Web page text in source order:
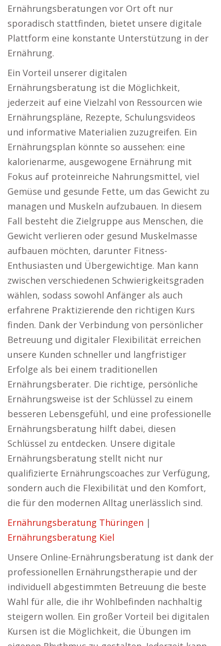
Ernährungsberatungen vor Ort oft nur
sporadisch stattfinden, bietet unsere digitale
Plattform eine konstante Unterstützung in der
Ernährung.
Ein Vorteil unserer digitalen
Ernährungsberatung ist die Möglichkeit,
jederzeit auf eine Vielzahl von Ressourcen wie
Ernährungspläne, Rezepte, Schulungsvideos
und informative Materialien zuzugreifen. Ein
Ernährungsplan könnte so aussehen: eine
kalorienarme, ausgewogene Ernährung mit
Fokus auf proteinreiche Nahrungsmittel, viel
Gemüse und gesunde Fette, um das Gewicht zu
managen und Muskeln aufzubauen. In diesem
Fall besteht die Zielgruppe aus Menschen, die
Gewicht verlieren oder gesund Muskelmasse
aufbauen möchten, darunter Fitness-
Enthusiasten und Übergewichtige. Man kann
zwischen verschiedenen Schwierigkeitsgraden
wählen, sodass sowohl Anfänger als auch
erfahrene Praktizierende den richtigen Kurs
finden. Dank der Verbindung von persönlicher
Betreuung und digitaler Flexibilität erreichen
unsere Kunden schneller und langfristiger
Erfolge als bei einem traditionellen
Ernährungsberater. Die richtige, persönliche
Ernährungsweise ist der Schlüssel zu einem
besseren Lebensgefühl, und eine professionelle
Ernährungsberatung hilft dabei, diesen
Schlüssel zu entdecken. Unsere digitale
Ernährungsberatung stellt nicht nur
qualifizierte Ernährungscoaches zur Verfügung,
sondern auch die Flexibilität und den Komfort,
die für den modernen Alltag unerlässlich sind.
Ernährungsberatung Thüringen |
Ernährungsberatung Kiel
Unsere Online-Ernährungsberatung ist dank der
professionellen Ernährungstherapie und der
individuell abgestimmten Betreuung die beste
Wahl für alle, die ihr Wohlbefinden nachhaltig
steigern wollen. Ein großer Vorteil bei digitalen
Kursen ist die Möglichkeit, die Übungen im